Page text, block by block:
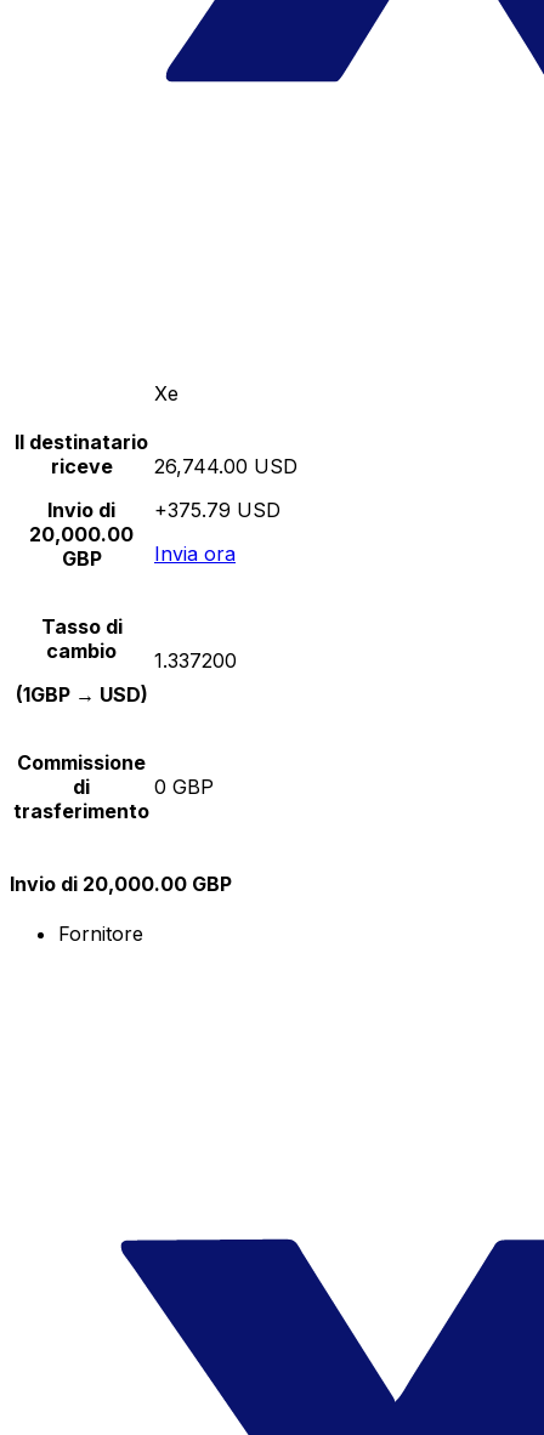
Xe
Il destinatario
riceve
Invio di
20,000.00
GBP
26,744.00 USD
+375.79 USD
Invia ora
Tasso di
cambio
(1GBP → USD)
1.337200
Commissione
di
trasferimento
0 GBP
Invio di 20,000.00 GBP
Fornitore